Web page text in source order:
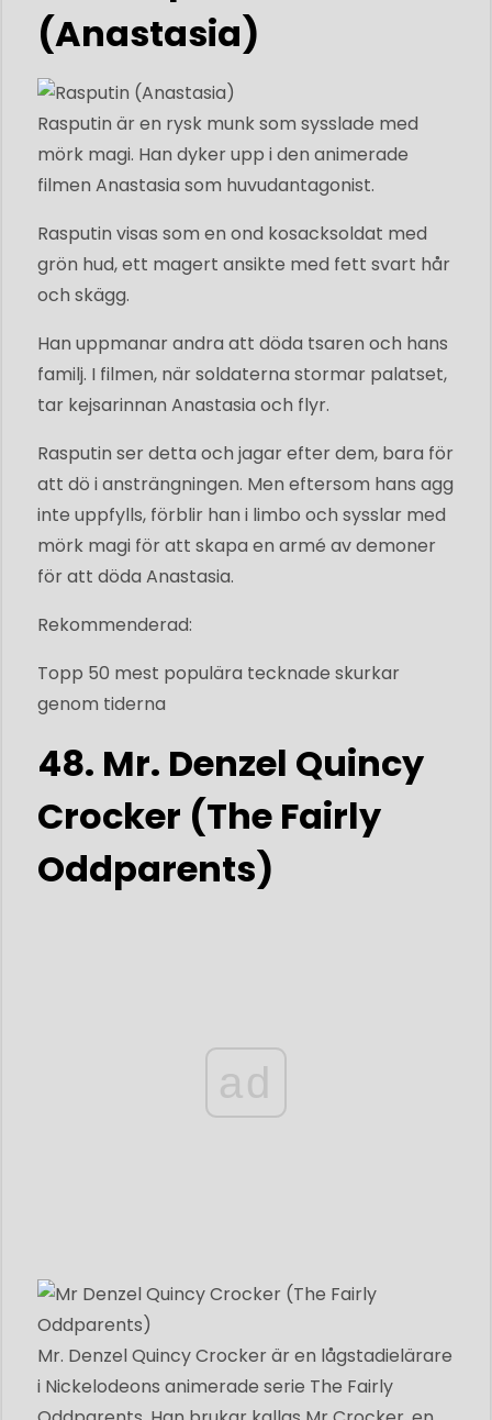
(Anastasia)
Rasputin är en rysk munk som sysslade med
mörk magi. Han dyker upp i den animerade
filmen Anastasia som huvudantagonist.
Rasputin visas som en ond kosacksoldat med
grön hud, ett magert ansikte med fett svart hår
och skägg.
Han uppmanar andra att döda tsaren och hans
familj. I filmen, när soldaterna stormar palatset,
tar kejsarinnan Anastasia och flyr.
Rasputin ser detta och jagar efter dem, bara för
att dö i ansträngningen. Men eftersom hans agg
inte uppfylls, förblir han i limbo och sysslar med
mörk magi för att skapa en armé av demoner
för att döda Anastasia.
Rekommenderad:
Topp 50 mest populära tecknade skurkar
genom tiderna
48. Mr. Denzel Quincy
Crocker (The Fairly
Oddparents)
ad
Mr. Denzel Quincy Crocker är en lågstadielärare
i Nickelodeons animerade serie The Fairly